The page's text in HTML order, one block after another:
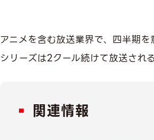
アニメを含む放送業界で、四半期
シリーズは2クール続けて放送され
関連情報